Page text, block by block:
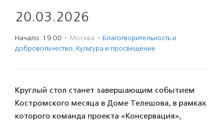
20.03.2026
Начало: 19:00 · Москва · Благотвори­тель­ность и
доброволь­чест­во, Культура и просвещение
Круглый стол станет завершающим событием
Костромского месяца в Доме Телешова, в рамках
которого команда проекта «Консервация»,